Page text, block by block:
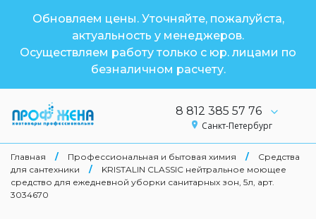
Обновляем цены. Уточняйте, пожалуйста,
актуальность у менеджеров.
Осуществляем работу только с юр. лицами по
безналичном расчету.
8 812 385 57 76
Санкт-Петербург
Главная / Профессиональная и бытовая химия /
Средства
для сантехники
/
KRISTALIN CLASSIC нейтральное моющее
средство для ежедневной уборки санитарных зон, 5л, арт.
3034670